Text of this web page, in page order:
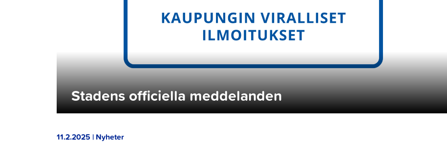
Stadens officiella meddelanden
11.2.2025 | Nyheter